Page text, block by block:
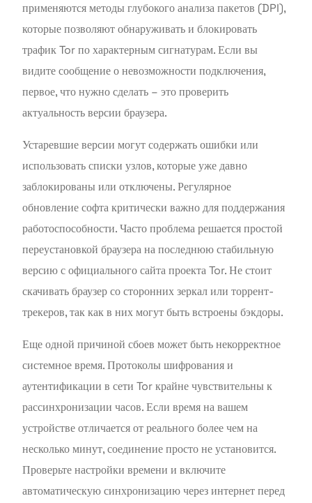
применяются методы глубокого анализа пакетов (DPI),
которые позволяют обнаруживать и блокировать
трафик Tor по характерным сигнатурам. Если вы
видите сообщение о невозможности подключения,
первое, что нужно сделать – это проверить
актуальность версии браузера.
Устаревшие версии могут содержать ошибки или
использовать списки узлов, которые уже давно
заблокированы или отключены. Регулярное
обновление софта критически важно для поддержания
работоспособности. Часто проблема решается простой
переустановкой браузера на последнюю стабильную
версию с официального сайта проекта Tor. Не стоит
скачивать браузер со сторонних зеркал или торрент-
трекеров, так как в них могут быть встроены бэкдоры.
Еще одной причиной сбоев может быть некорректное
системное время. Протоколы шифрования и
аутентификации в сети Tor крайне чувствительны к
рассинхронизации часов. Если время на вашем
устройстве отличается от реального более чем на
несколько минут, соединение просто не установится.
Проверьте настройки времени и включите
автоматическую синхронизацию через интернет перед